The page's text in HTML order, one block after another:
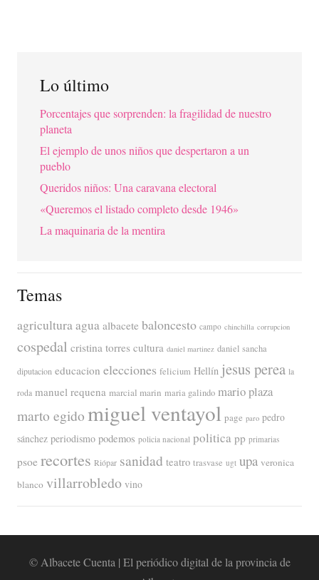
Lo último
Porcentajes que sorprenden: la fragilidad de nuestro
planeta
El ejemplo de unos niños que despertaron a un
pueblo
Queridos niños: Una caravana electoral
«Queremos el listado completo desde 1946»
La maquinaria de la mentira
Temas
agriculturaagua albacete baloncesto campo chinchilla corrupcion
cospedal cristina torres cultura daniel martinez daniel sancha
diputacion educacion elecciones felicium Hellín jesus perea la
roda manuel requena marcial marin maria galindo mario plaza
marto egidomiguel ventayol page paro pedro
sánchez periodismo podemos policia nacional politica pp primarias
psoe recortes Riópar sanidad teatro trasvase ugt upa veronica
blanco villarrobledo vino
© Albacete Cuenta | El periódico digital de la provincia de